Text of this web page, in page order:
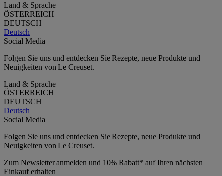
Land & Sprache
ÖSTERREICH
DEUTSCH
Deutsch
Social Media
Folgen Sie uns und entdecken Sie Rezepte, neue Produkte und
Neuigkeiten von Le Creuset.
Land & Sprache
ÖSTERREICH
DEUTSCH
Deutsch
Social Media
Folgen Sie uns und entdecken Sie Rezepte, neue Produkte und
Neuigkeiten von Le Creuset.
Zum Newsletter anmelden und 10% Rabatt* auf Ihren nächsten
Einkauf erhalten